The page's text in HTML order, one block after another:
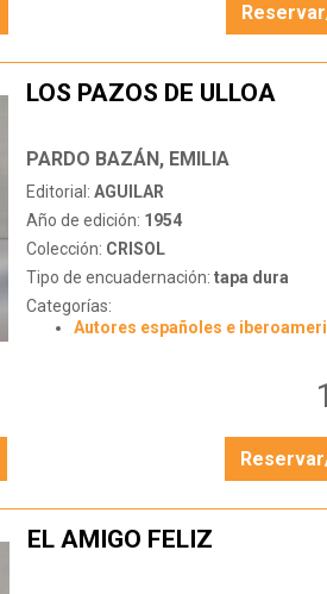
LOS PAZOS DE ULLOA
PARDO BAZÁN, EMILIA
Editorial: AGUILAR
Año de edición: 1954
Colección: CRISOL
Tipo de encuadernación: tapa dura
Categorías:
Autores españoles e
EL AMIGO FELIZ